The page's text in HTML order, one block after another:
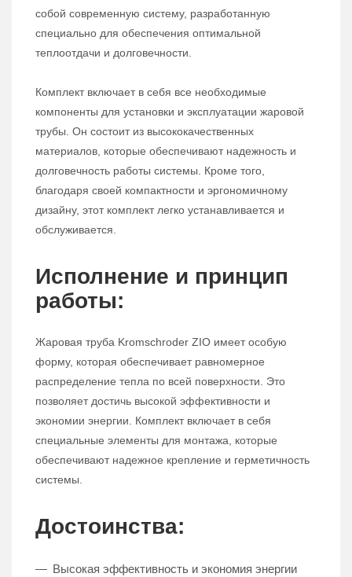
собой современную систему, разработанную
специально для обеспечения оптимальной
теплоотдачи и долговечности.
Комплект включает в себя все необходимые
компоненты для установки и эксплуатации жаровой
трубы. Он состоит из высококачественных
материалов, которые обеспечивают надежность и
долговечность работы системы. Кроме того,
благодаря своей компактности и эргономичному
дизайну, этот комплект легко устанавливается и
обслуживается.
Исполнение и принцип
работы:
Жаровая труба Kromschroder ZIO имеет особую
форму, которая обеспечивает равномерное
распределение тепла по всей поверхности. Это
позволяет достичь высокой эффективности и
экономии энергии. Комплект включает в себя
специальные элементы для монтажа, которые
обеспечивают надежное крепление и герметичность
системы.
Достоинства:
Высокая эффективность и экономия энергии